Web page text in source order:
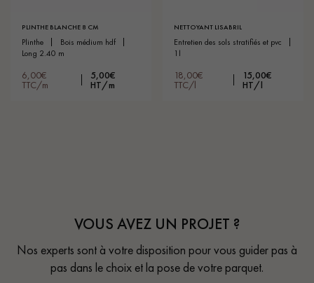
PLINTHE BLANCHE 8 CM
plinthe
bois médium hdf
long 2.40 m
6,00€
TTC/m
5,00€
HT/m
NETTOYANT LISABRIL
entretien des sols stratifiés et pvc
1l
18,00€
TTC/l
15,00€
HT/l
VOUS AVEZ UN PROJET ?
Nos experts sont à votre disposition pour vous guider pas à
pas dans le choix et la pose de votre parquet.